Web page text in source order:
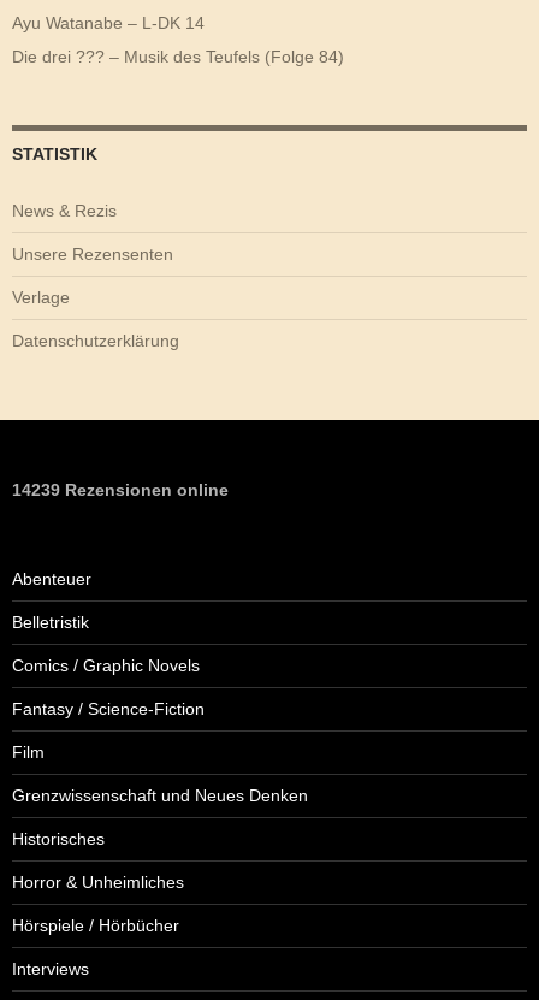
Ayu Watanabe – L-DK 14
Die drei ??? – Musik des Teufels (Folge 84)
STATISTIK
News & Rezis
Unsere Rezensenten
Verlage
Datenschutzerklärung
14239 Rezensionen online
Abenteuer
Belletristik
Comics / Graphic Novels
Fantasy / Science-Fiction
Film
Grenzwissenschaft und Neues Denken
Historisches
Horror & Unheimliches
Hörspiele / Hörbücher
Interviews